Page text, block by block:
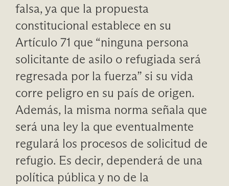
falsa, ya que la propuesta
constitucional establece en su
Artículo 71 que “ninguna persona
solicitante de asilo o refugiada será
regresada por la fuerza” si su vida
corre peligro en su país de origen.
Además, la misma norma señala que
será una ley la que eventualmente
regulará los procesos de solicitud de
refugio. Es decir, dependerá de una
política pública y no de la